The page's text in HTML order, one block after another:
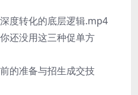
度转化的底层逻辑.mp4
还没用这三种促单方
的准备与招生成交技